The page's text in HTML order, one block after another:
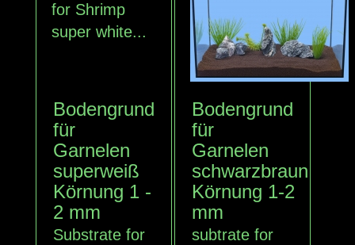
Bodengrund
für
Garnelen
superweiß
Körnung 1 -
2 mm
Substrate for
Bodengrund
für
Garnelen
schwarzbraun
Körnung 1-2
mm
subtrate for